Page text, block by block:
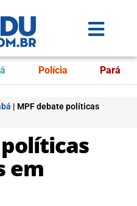
Polícia Pará
| MPF debate políticas
em